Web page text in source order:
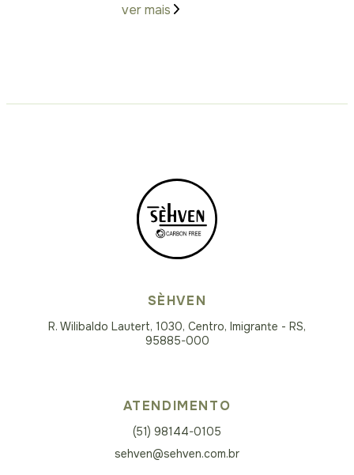
ver mais
SÈHVEN
R. Wilibaldo Lautert, 1030, Centro, Imigrante - RS,
95885-000
ATENDIMENTO
(51) 98144-0105
sehven@sehven.com.br